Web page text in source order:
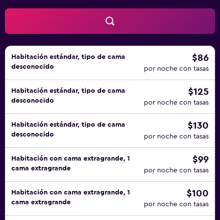
Habitación estándar, tipo de cama
desconocido
$86
por noche con tasas
Habitación estándar, tipo de cama
desconocido
$125
por noche con tasas
Habitación estándar, tipo de cama
desconocido
$130
por noche con tasas
Habitación con cama extragrande, 1
cama extragrande
$99
por noche con tasas
Habitación con cama extragrande, 1
cama extragrande
$100
por noche con tasas